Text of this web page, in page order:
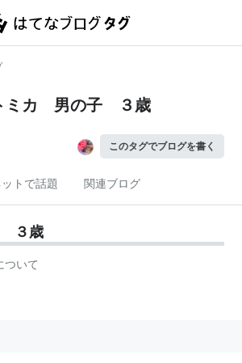
ミカ 男の子 ３歳
このタグでブログを書く
トで話題 関連ブログ
３歳
ついて